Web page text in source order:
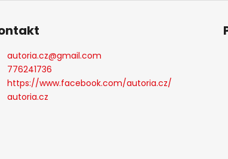
autoria.cz@gmail.com
776241736
https://www.facebook.com/autoria.cz/
autoria.cz